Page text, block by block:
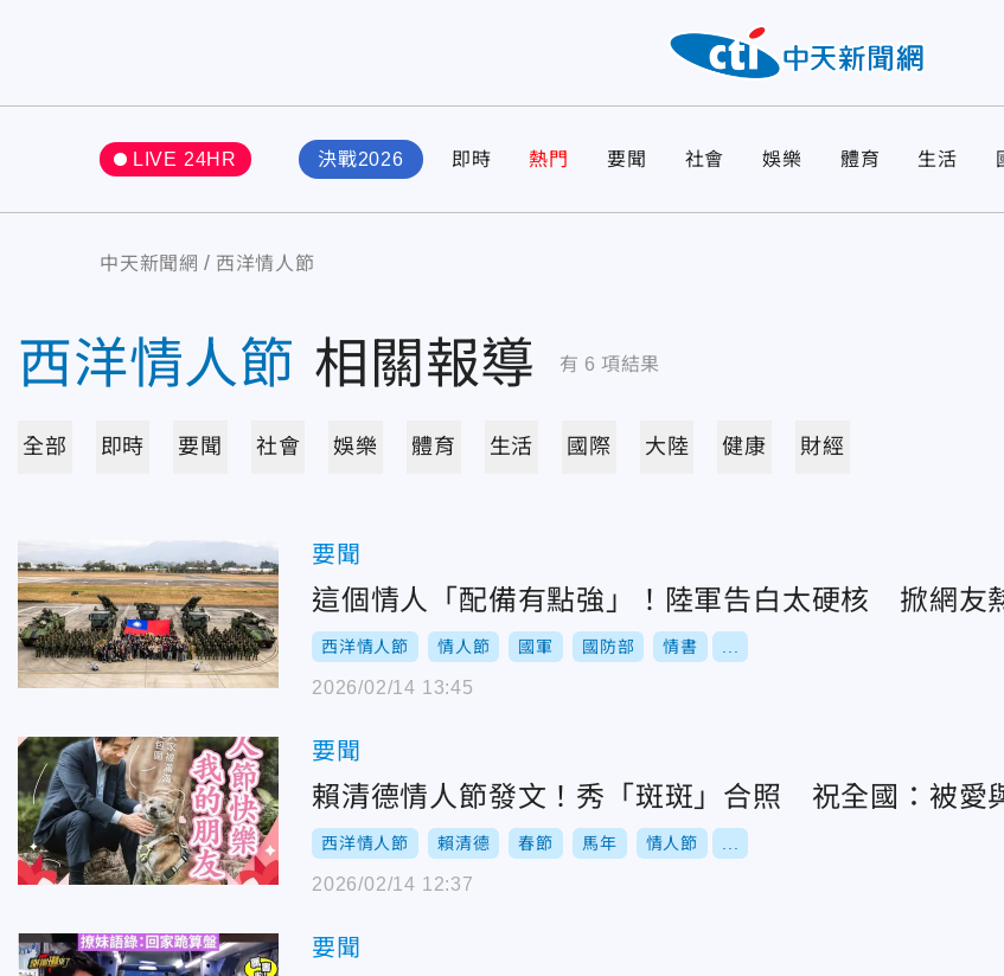
LIVE 24HR 決戰2026 即時 熱門 要聞 社會 娛樂 體育 生活
中天新聞網 西洋情人節
西洋情人節 相關報導 有 6 項結果
全部 即時 要聞 社會 娛樂 體育 生活 國際 大陸 健康 財經
要聞
這個情人「配備有點強」！陸軍告白太硬核 掀網友
西洋情人節 情人節 國軍 國防部 情書
2026/02/14 13:45
要聞
賴清德情人節發文！秀「斑斑」合照 祝全國：被愛
西洋情人節 賴清德 春節 馬年 情人節
2026/02/14 12:37
要聞